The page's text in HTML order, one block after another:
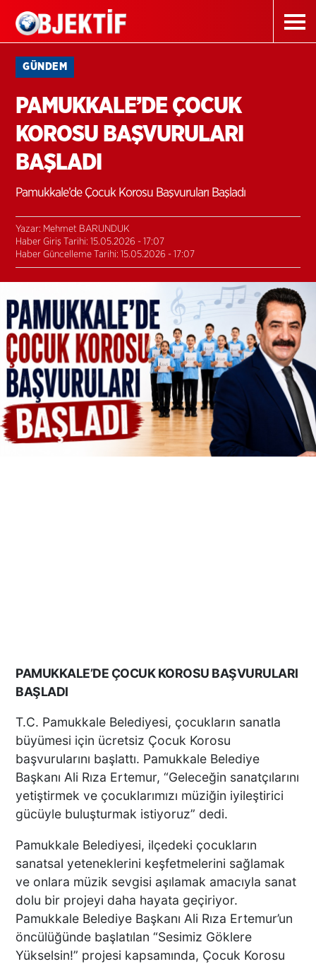
GÜNDEM
PAMUKKALE’DE ÇOCUK
KOROSU BAŞVURULARI
BAŞLADI
Pamukkale’de Çocuk Korosu Başvuruları Başladı
Yazar: Mehmet BARUNDUK
Haber Giriş Tarihi: 15.05.2026 - 17:07
Haber Güncelleme Tarihi: 15.05.2026 - 17:07
PAMUKKALE’DE ÇOCUK KOROSU BAŞVURULARI
BAŞLADI
T.C. Pamukkale Belediyesi, çocukların sanatla
büyümesi için ücretsiz Çocuk Korosu
başvurularını başlattı. Pamukkale Belediye
Başkanı Ali Rıza Ertemur, “Geleceğin sanatçılarını
yetiştirmek ve çocuklarımızı müziğin iyileştirici
gücüyle buluşturmak istiyoruz” dedi.
Pamukkale Belediyesi, ilçedeki çocukların
sanatsal yeteneklerini keşfetmelerini sağlamak
ve onlara müzik sevgisi aşılamak amacıyla sanat
dolu bir projeyi daha hayata geçiriyor.
Pamukkale Belediye Başkanı Ali Rıza Ertemur’un
öncülüğünde başlatılan “Sesimiz Göklere
Yükselsin!” projesi kapsamında, Çocuk Korosu